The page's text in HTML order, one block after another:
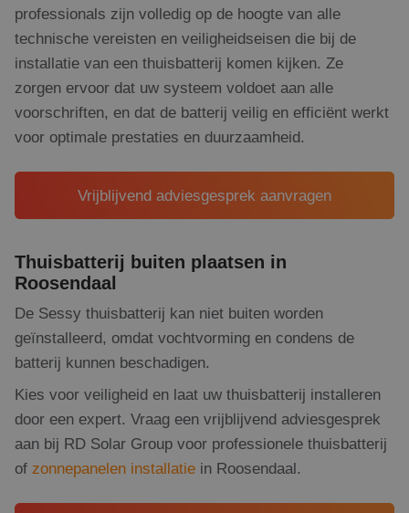
professionals zijn volledig op de hoogte van alle
technische vereisten en veiligheidseisen die bij de
installatie van een thuisbatterij komen kijken. Ze
zorgen ervoor dat uw systeem voldoet aan alle
voorschriften, en dat de batterij veilig en efficiënt werkt
voor optimale prestaties en duurzaamheid.
Vrijblijvend adviesgesprek aanvragen
Thuisbatterij buiten plaatsen in
Roosendaal
De Sessy thuisbatterij kan niet buiten worden
geïnstalleerd, omdat vochtvorming en condens de
batterij kunnen beschadigen.
Kies voor veiligheid en laat uw thuisbatterij installeren
door een expert. Vraag een vrijblijvend adviesgesprek
aan bij RD Solar Group voor professionele thuisbatterij
of zonnepanelen installatie in Roosendaal.